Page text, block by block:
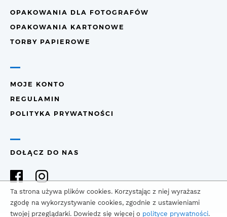
OPAKOWANIA DLA FOTOGRAFÓW
OPAKOWANIA KARTONOWE
TORBY PAPIEROWE
MOJE KONTO
REGULAMIN
POLITYKA PRYWATNOŚCI
DOŁĄCZ DO NAS
Ta strona używa plików cookies. Korzystając z niej wyrażasz
zgodę na wykorzystywanie cookies, zgodnie z ustawieniami
twojej przeglądarki. Dowiedz się więcej o polityce prywatności.